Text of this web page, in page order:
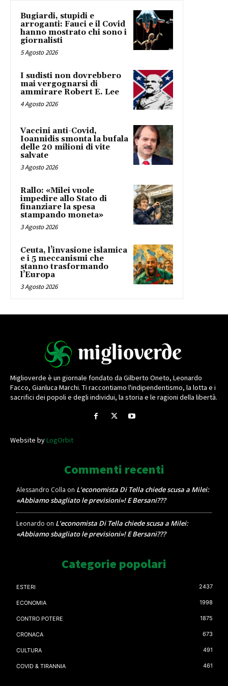
Bugiardi, stupidi e
arroganti: Fauci e il Covid
hanno mostrato chi sono i
giornalisti
5 Agosto 2026
I sudisti non dovrebbero
mai vergognarsi di
ammirare Robert E. Lee
4 Agosto 2026
Vaccini anti-Covid,
Ioannidis smonta la bufala
delle 20 milioni di vite
salvate
3 Agosto 2026
Rallo: «Milei vuole
impedire allo Stato di
finanziare la spesa
stampando moneta»
3 Agosto 2026
Ceuta, l’invasione islamica
e i 5 meccanismi che
stanno trasformando
l’Europa
3 Agosto 2026
Miglioverde è un giornale fondato da Gilberto Oneto, Leonardo
Facco, Gianluca Marchi. Ti raccontiamo l'indipendentismo, la lotta e i
sacrifici dei popoli e degli individui, la storia e le ragioni della libertà.
Website byLogOrbit
Commenti recenti
Alessandro Colla on L’economista Di Tella chiede scusa a Milei:
«Abbiamo sbagliato le previsioni»! E Bersani???
Leonardo on L’economista Di Tella chiede scusa a Milei:
«Abbiamo sbagliato le previsioni»! E Bersani???
Categorie popolari
ESTERI 2437
ECONOMIA 1998
CONTRO POTERE 1875
CRONACA 673
CULTURA 491
COVID & TIRANNIA 461